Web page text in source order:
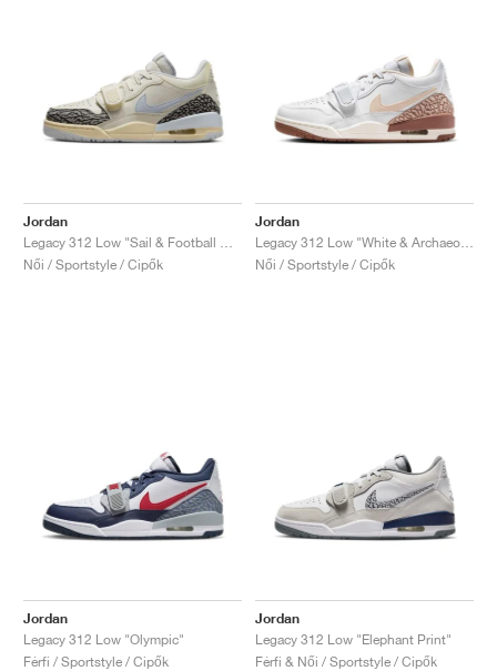
Jordan
Női / Sportstyle / Cipők
Jordan
Női / Sportstyle / Cipők
Jordan
Legacy 312 Low "Olympic"
Férfi / Sportstyle / Cipők
Jordan
Legacy 312 Low "Elephant Print"
Férfi & Női / Sportstyle / Cipők